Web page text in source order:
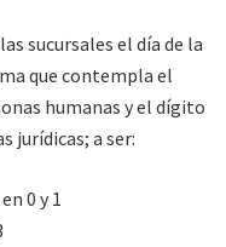
sucursales el día de la
que contempla el
humanas y el dígito
jurídicas; a ser:
0 y 1